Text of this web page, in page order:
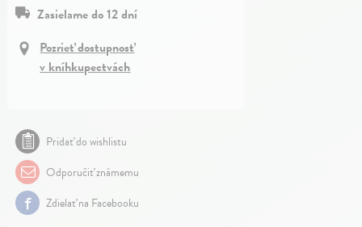
Zasielame do 12 dní
Pozrieť dostupnosť
v kníhkupectvách
Pridať do wishlistu
Odporučiť známemu
Zdielať na Facebooku